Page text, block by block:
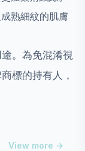
熟細紋的肌膚
。為免混淆視
標的持有人，
View more →